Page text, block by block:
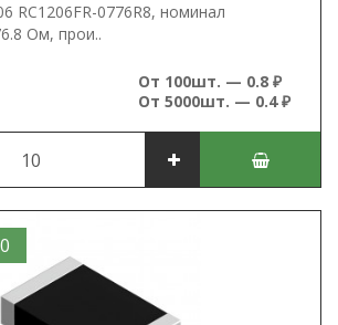
RC1206FR-0776R8, номинал
Ом, прои..
От 100шт. — 0.8 ₽
От 5000шт. — 0.4 ₽